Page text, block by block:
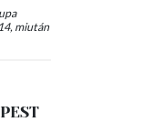
miután